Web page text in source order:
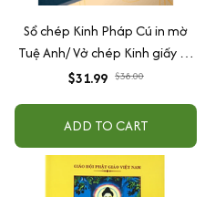
Sổ chép Kinh Pháp Cú in mờ
Tuệ Anh/ Vở chép Kinh giấy cổ
(Tặng kèm Hộp đựng)
$31.99 $38.00
ADD TO CART